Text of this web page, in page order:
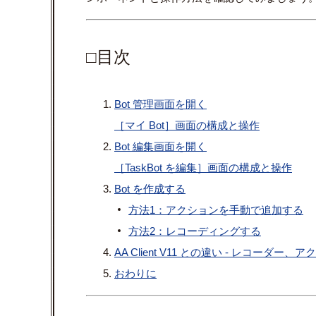
□目次
Bot 管理画面を開く
［マイ Bot］画面の構成と操作
Bot 編集画面を開く
［TaskBot を編集］画面の構成と操作
Bot を作成する
方法1：アクションを手動で追加する
方法2：レコーディングする
AA Client V11 との違い - レコーダー、ア
おわりに